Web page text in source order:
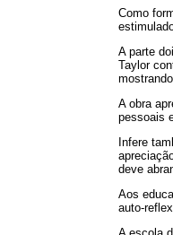
Como
A parte
Taylor
A obra
pessoais
Infere
deve
Aos
auto-